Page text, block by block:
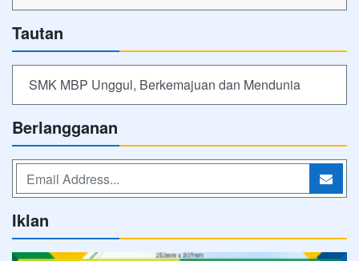
Tautan
SMK MBP Unggul, Berkemajuan dan Mendunia
Berlangganan
Iklan